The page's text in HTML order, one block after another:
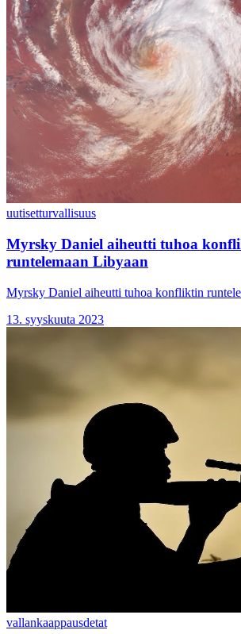
uutisetturvallisuus
Myrsky Daniel aiheutti tuhoa
runtelemaan Libyaan
Myrsky Daniel aiheutti tuhoa konfliktin
13. syyskuuta 2023
vallankaappausdetat